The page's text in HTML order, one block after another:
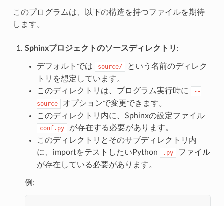
このプログラムは、以下の構造を持つファイルを期待
します。
Sphinxプロジェクトのソースディレクトリ :
デフォルトでは source/
という名前のディレク
トリを想定しています。
このディレクトリは、プログラム実行時に
--
source
オプションで変更できます。
このディレクトリ内に、Sphinxの設定ファイル
conf.py
が存在する必要があります。
このディレクトリとそのサブディレクトリ内
に、importをテストしたいPython
.py
ファイル
が存在している必要があります。
例: